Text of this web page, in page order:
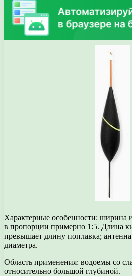
Характерные особенности: ширина
в пропорции примерно 1:5. Длина
превышает длину поплавка;
диаметра.
Область применения: водоемы со
относительно большой глубиной.